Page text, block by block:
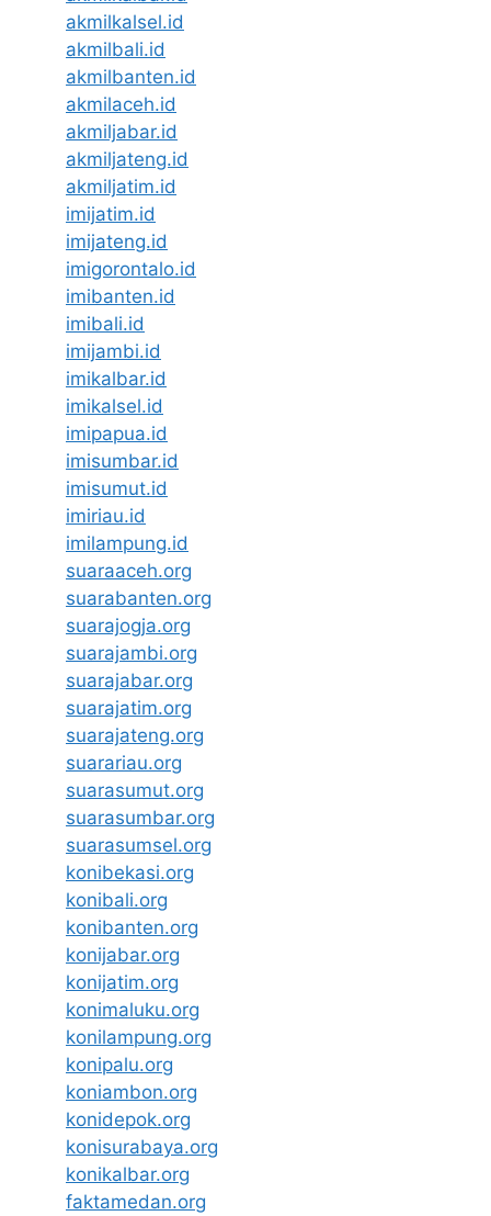
akmilkalsel.id
akmilbali.id
akmilbanten.id
akmilaceh.id
akmiljabar.id
akmiljateng.id
akmiljatim.id
imijatim.id
imijateng.id
imigorontalo.id
imibanten.id
imibali.id
imijambi.id
imikalbar.id
imikalsel.id
imipapua.id
imisumbar.id
imisumut.id
imiriau.id
imilampung.id
suaraaceh.org
suarabanten.org
suarajogja.org
suarajambi.org
suarajabar.org
suarajatim.org
suarajateng.org
suarariau.org
suarasumut.org
suarasumbar.org
suarasumsel.org
konibekasi.org
konibali.org
konibanten.org
konijabar.org
konijatim.org
konimaluku.org
konilampung.org
konipalu.org
koniambon.org
konidepok.org
konisurabaya.org
konikalbar.org
faktamedan.org